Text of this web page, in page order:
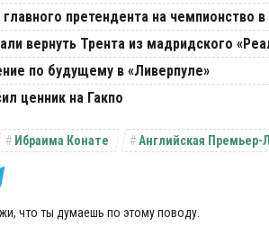
претендента на чемпионство в
вернуть Трента из мадридского
по будущему в «Ливерпуле»
ценник на Гакпо
Ибраима Конате Английская Премьер-
что ты думаешь по этому поводу.